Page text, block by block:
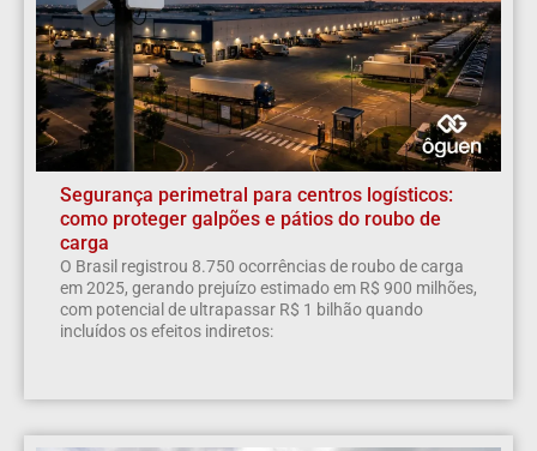
Segurança perimetral para centros logísticos:
como proteger galpões e pátios do roubo de
carga
O Brasil registrou 8.750 ocorrências de roubo de carga
em 2025, gerando prejuízo estimado em R$ 900 milhões,
com potencial de ultrapassar R$ 1 bilhão quando
incluídos os efeitos indiretos: